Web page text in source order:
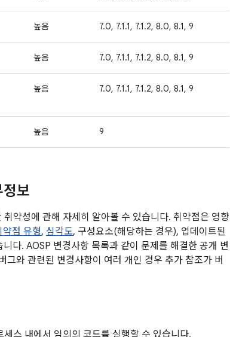
높음 7.0, 7.1.1, 7.1.2, 8.0, 8.1, 9
높음 7.0, 7.1.1, 7.1.2, 8.0, 8.1, 9
높음 7.0, 7.1.1, 7.1.2, 8.0, 8.1, 9
높음 9
보
약성에 관해 자세히 알아볼 수 있습니다. 취약점은 영향
약점 유형, 심각도, 구성요소(해당하는 경우), 업데이트된
다. AOSP 변경사항 목록과 같이 문제를 해결한 공개 변
와 관련된 변경사항이 여러 개인 경우 추가 참조가 버
스 내에서 임의의 코드를 실행할 수 있습니다.